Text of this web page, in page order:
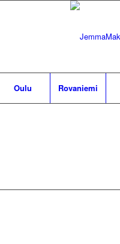
Oulu Rovaniemi